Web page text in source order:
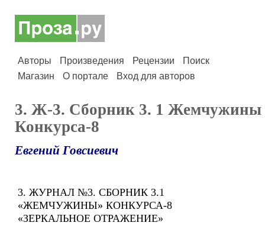
Авторы Произведения Рецензии
Поиск
Магазин
О портале Вход для авторов
3. Ж-3. Сборник 3. 1 Жемчужины
Конкурса-8
Евгений Говсиевич
3. ЖУРНАЛ №3. СБОРНИК 3.1
«ЖЕМЧУЖИНЫ» КОНКУРСА-8
«ЗЕРКАЛЬНОЕ ОТРАЖЕНИЕ»